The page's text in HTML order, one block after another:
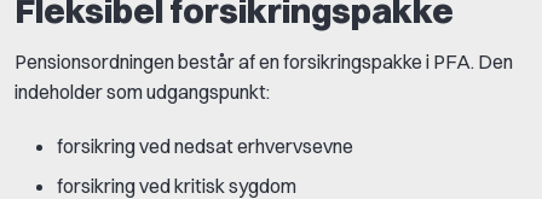
Fleksibel forsikringspakke
Pensionsordningen består af en forsikringspakke i PFA. Den
indeholder som udgangspunkt:
forsikring ved nedsat erhvervsevne
forsikring ved kritisk sygdom